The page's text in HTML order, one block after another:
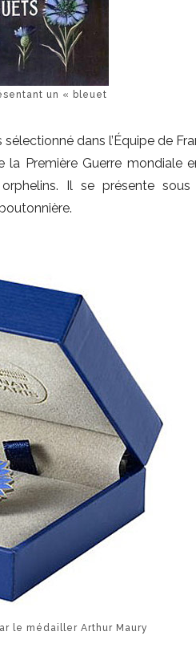
un « bleuet
dans l’Équipe de
Première Guerre mondiale
Il se présente
le médailler Arthur Maury